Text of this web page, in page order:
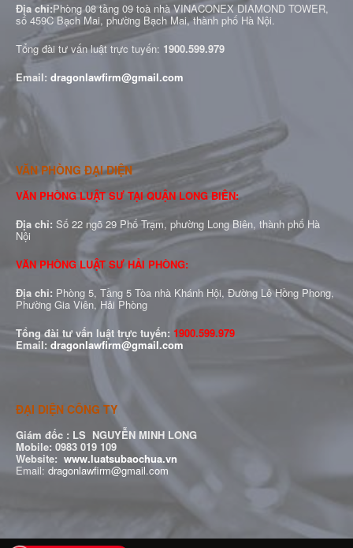
Địa chỉ:Phòng 08 tầng 09 toà nhà VINACONEX DIAMOND TOWER,
số 459C Bạch Mai, phường Bạch Mai, thành phố Hà Nội.
Tổng đài tư vấn luật trực tuyến: 1900.599.979
Email: dragonlawfirm@gmail.com
VĂN PHÒNG ĐẠI DIỆN
VĂN PHÒNG LUẬT SƯ TẠI QUẬN LONG BIÊN:
Địa chỉ: Số 22 ngõ 29 Phố Trạm, phường Long Biên, thành phố Hà
Nội
VĂN PHÒNG LUẬT SƯ HẢI PHÒNG:
Địa chỉ: Phòng 5, Tầng 5 Tòa nhà Khánh Hội, Đường Lê Hồng Phong,
Phường Gia Viên, Hải Phòng
Tổng đài tư vấn luật trực tuyến: 1900.599.979
Email: dragonlawfirm@gmail.com
ĐẠI DIỆN CÔNG TY
Giám đốc : LS NGUYỄN MINH LONG
Mobile: 0983 019 109
Website: www.luatsubaochua.vn
Email: dragonlawfirm@gmail.com